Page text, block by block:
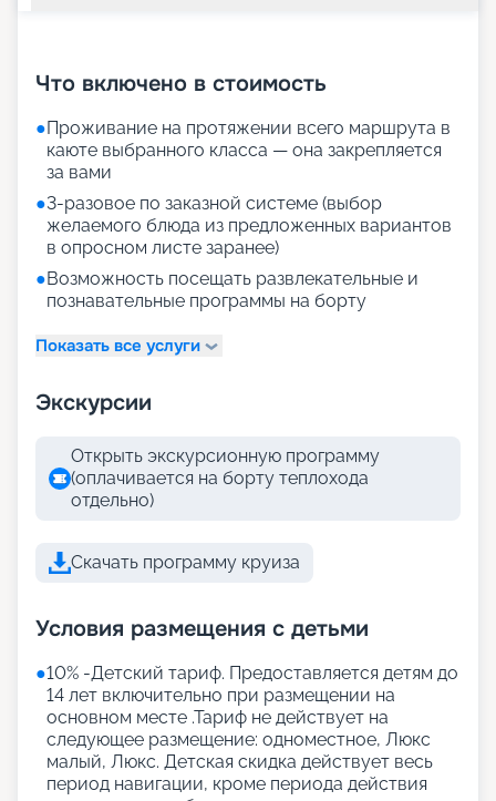
Что включено в стоимость
●Проживание на протяжении всего маршрута в
каюте выбранного класса — она закрепляется
за вами
●3-разовое по заказной системе (выбор
желаемого блюда из предложенных вариантов
в опросном листе заранее)
●Возможность посещать развлекательные и
познавательные программы на борту
Показать все услуги
Экскурсии
Открыть экскурсионную программу
(оплачивается на борту теплохода
отдельно)
Скачать программу круиза
Условия размещения с детьми
●10% -Детский тариф. Предоставляется детям до
14 лет включительно при размещении на
основном месте .Тариф не действует на
следующее размещение: одноместное, Люкс
малый, Люкс. Детская скидка действует весь
период навигации, кроме периода действия